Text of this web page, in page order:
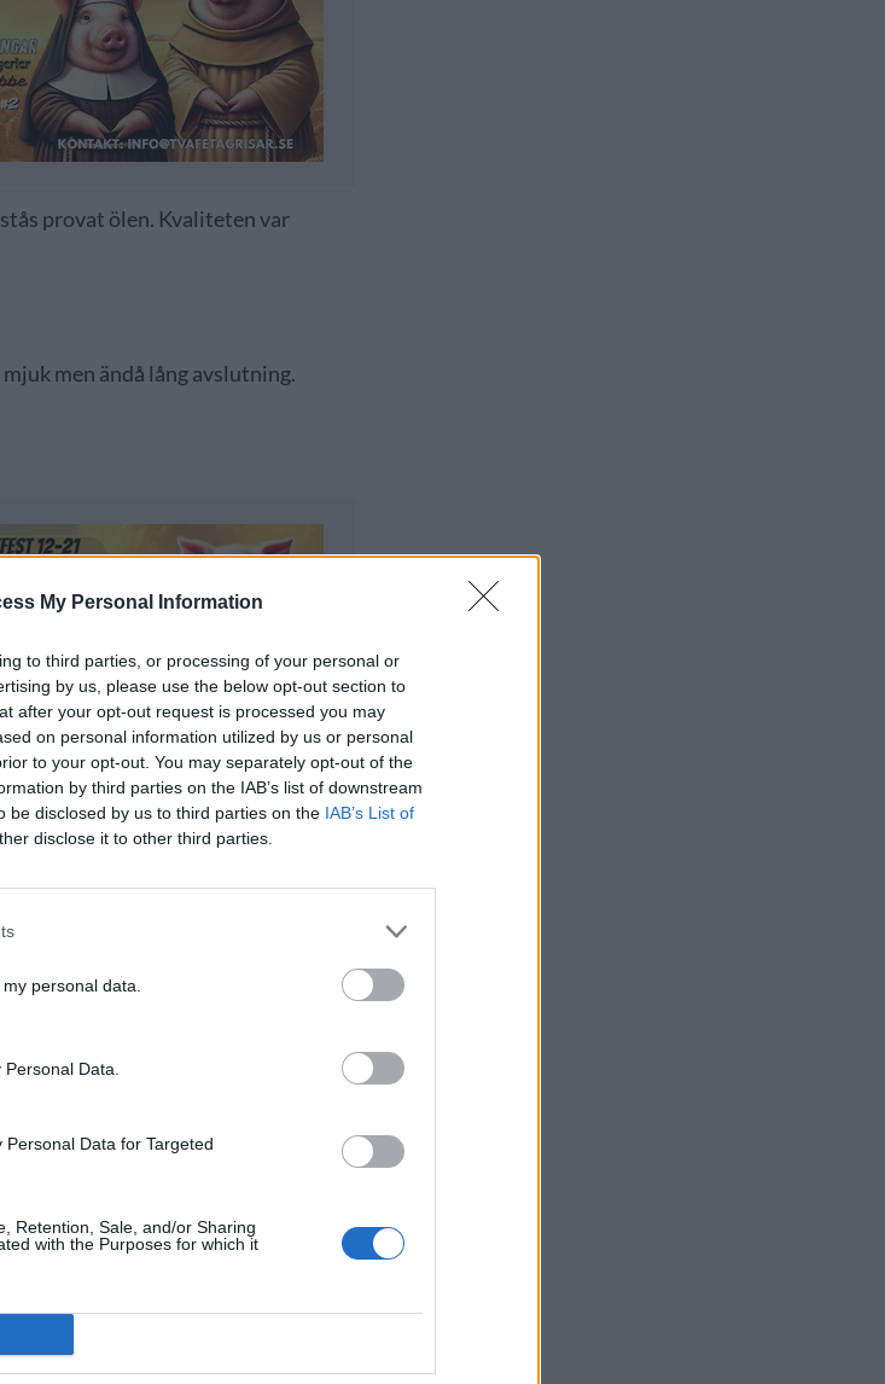
My Personal Information
to third parties, or processing of your personal or
by us, please use the below opt-out section to
after your opt-out request is processed you may
on personal information utilized by us or personal
to your opt-out. You may separately opt-out of the
by third parties on the IAB’s list of downstream
be disclosed by us to third parties on the IAB’s List of
disclose it to other third parties.
personal data.
Data.
Data for Targeted
Retention, Sale, and/or Sharing
with the Purposes for which it
provat ölen. Kvaliteten var
men ändå lång avslutning.
följer med i smaken och då förstår
Helt okej men saknar kanske lite av